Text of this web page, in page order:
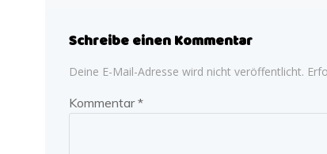
Schreibe einen Kommentar
Deine E-Mail-Adresse wird nicht veröffentlicht.
Kommentar*